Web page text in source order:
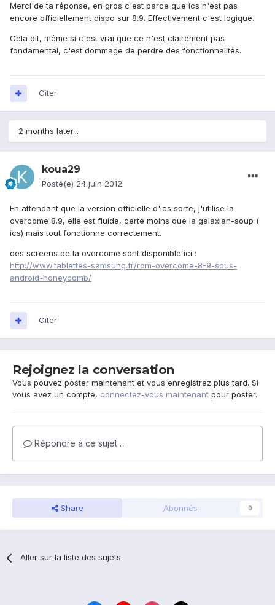
Merci de ta réponse, en gros c'est parce que ics n'est pas
encore officiellement dispo sur 8.9. Effectivement c'est logique.
Cela dit, même si c'est vrai que ce n'est clairement pas
fondamental, c'est dommage de perdre des fonctionnalités.
Citer
2 months later...
koua29
Posté(e) 24 juin 2012
En attendant que la version officielle d'ics sorte, j'utilise la
overcome 8.9, elle est fluide, certe moins que la galaxian-soup (
ics) mais tout fonctionne correctement.
des screens de la overcome sont disponible ici :
http://www.tablettes-samsung.fr/rom-overcome-8-9-sous-
android-honeycomb/
Citer
Rejoignez la conversation
Vous pouvez poster maintenant et vous enregistrez plus tard. Si
vous avez un compte, connectez-vous maintenant pour poster.
Répondre à ce sujet…
Share Abonnés 0
Aller sur la liste des sujets